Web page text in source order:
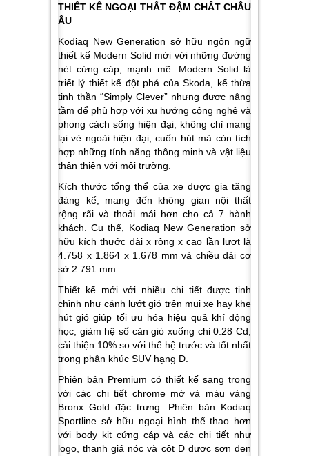
THIẾT KẾ NGOẠI THẤT ĐẬM CHẤT CHÂU
ÂU
Kodiaq New Generation sở hữu ngôn ngữ
thiết kế Modern Solid mới với những đường
nét cứng cáp, mạnh mẽ. Modern Solid là
triết lý thiết kế đột phá của Skoda, kế thừa
tinh thần “Simply Clever” nhưng được nâng
tầm để phù hợp với xu hướng công nghệ và
phong cách sống hiện đại, không chỉ mang
lại vẻ ngoài hiện đại, cuốn hút mà còn tích
hợp những tính năng thông minh và vật liệu
thân thiện với môi trường.
Kích thước tổng thể của xe được gia tăng
đáng kể, mang đến không gian nội thất
rộng rãi và thoải mái hơn cho cả 7 hành
khách. Cụ thể, Kodiaq New Generation sở
hữu kích thước dài x rộng x cao lần lượt là
4.758 x 1.864 x 1.678 mm và chiều dài cơ
sở 2.791 mm.
Thiết kế mới với nhiều chi tiết được tinh
chỉnh như cánh lướt gió trên mui xe hay khe
hút gió giúp tối ưu hóa hiệu quả khí động
học, giảm hệ số cản gió xuống chỉ 0.28 Cd,
cải thiện 10% so với thế hệ trước và tốt nhất
trong phân khúc SUV hạng D.
Phiên bản Premium có thiết kế sang trọng
với các chi tiết chrome mờ và màu vàng
Bronx Gold đặc trưng. Phiên bản Kodiaq
Sportline sở hữu ngoại hình thể thao hơn
với body kit cứng cáp và các chi tiết như
logo, thanh giá nóc và cột D được sơn đen